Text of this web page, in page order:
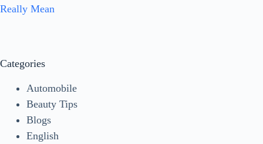
Really Mean
Categories
Automobile
Beauty Tips
Blogs
English